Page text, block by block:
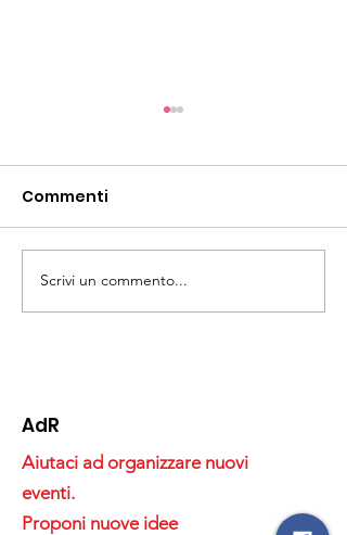
ATTENZIONE! Ultimi
biglietti
Commenti
Scrivi un commento...
AdR
Aiutaci ad organizzare nuovi
eventi.
Proponi nuove idee